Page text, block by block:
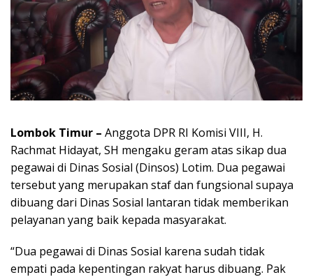
Lombok Timur – Anggota DPR RI Komisi VIII, H.
Rachmat Hidayat, SH mengaku geram atas sikap dua
pegawai di Dinas Sosial (Dinsos) Lotim. Dua pegawai
tersebut yang merupakan staf dan fungsional supaya
dibuang dari Dinas Sosial lantaran tidak memberikan
pelayanan yang baik kepada masyarakat.
“Dua pegawai di Dinas Sosial karena sudah tidak
empati pada kepentingan rakyat harus dibuang. Pak